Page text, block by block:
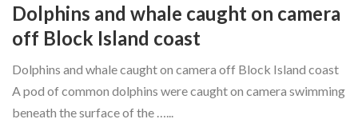
Dolphins and whale caught on camera
off Block Island coast
Dolphins and whale caught on camera off Block Island coast
A pod of common dolphins were caught on camera swimming
beneath the surface of the …...